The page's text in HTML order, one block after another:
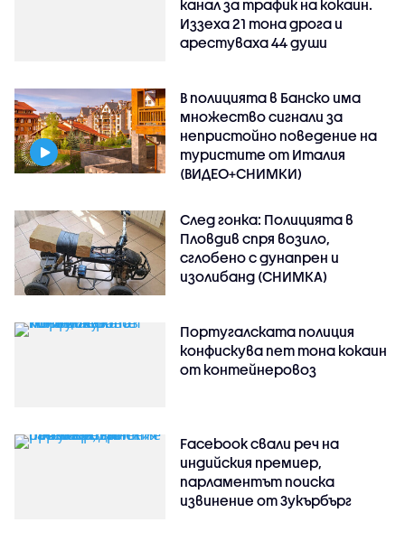
канал за трафик на кокаин.
Иззеха 21 тона дрога и
арестуваха 44 души
В полицията в Банско има
множество сигнали за
непристойно поведение на
туристите от Италия
(ВИДЕО+СНИМКИ)
След гонка: Полицията в
Пловдив спря возило,
сглобено с дунапрен и
изолибанд (СНИМКА)
Португалската полиция
конфискува пет тона кокаин
от контейнеровоз
Facebook свали реч на
индийския премиер,
парламентът поиска
извинение от Зукърбърг